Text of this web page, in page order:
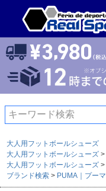
大人用フットボールシューズ
大人用フットボールシューズ
大人用フットボールシューズ
ブランド検索
PUMA｜プーマ